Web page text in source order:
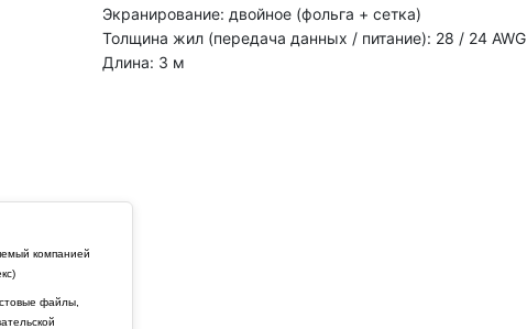
компанией
файлы,
Экранирование: двойное (фольга + сетка)
Толщина жил (передача данных / питание): 28 / 24 AWG
Длина: 3 м